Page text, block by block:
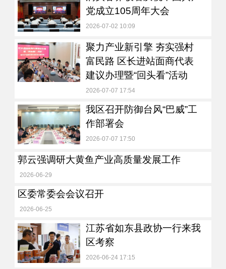
党成立105周年大会
2026-07-02 10:09
聚力产业新引擎 夯实强村
富民路 区长进站面商代表
建议办理暨“回头看”活动
2026-07-07 17:54
我区召开防御台风“巴威”工
作部署会
2026-07-07 17:50
郭云强调研大黄鱼产业高质量发展工作
2026-06-29
区委常委会会议召开
2026-06-25
江苏省如东县政协一行来我
区考察
2026-06-24 17:15